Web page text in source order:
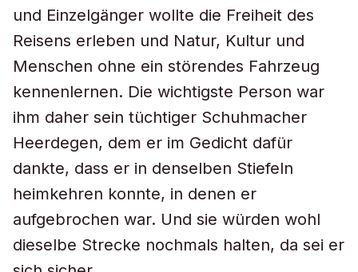
und Einzelgänger wollte die Freiheit des
Reisens erleben und Natur, Kultur und
Menschen ohne ein störendes Fahrzeug
kennenlernen. Die wichtigste Person war
ihm daher sein tüchtiger Schuhmacher
Heerdegen, dem er im Gedicht dafür
dankte, dass er in denselben Stiefeln
heimkehren konnte, in denen er
aufgebrochen war. Und sie würden wohl
dieselbe Strecke nochmals halten, da sei er